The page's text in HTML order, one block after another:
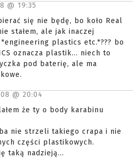
@ 19:35
się nie będę, bo koło Real
stałem, ale jak inaczej
plastics etc."??? bo
oznacza plastik... niech to
pod baterię, ale ma
@ 20:04
że ty o body karabinu
nie strzeli takiego crapa i nie
części plastikowych.
taką nadzieją...